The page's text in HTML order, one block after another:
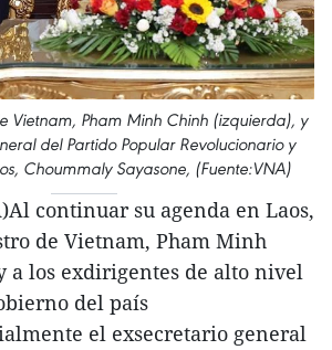
Vietnam, Pham Minh Chinh (izquierda), y
del Partido Popular Revolucionario y
Choummaly Sayasone, (Fuente:VNA)
continuar su agenda en Laos,
de Vietnam, Pham Minh
a los exdirigentes de alto nivel
del país
el exsecretario general